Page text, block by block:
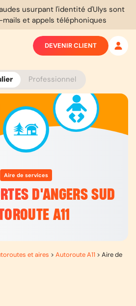
usurpant l'identité d'Ulys sont
mails et appels téléphoniques
Professionnel
DEVENIR CLIENT
Aire de services
D'ANGERS SUD
A11
et aires > Autoroute A11 > Aire de